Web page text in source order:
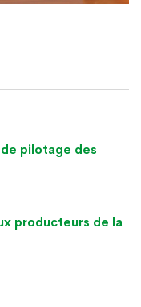
pilotage des
producteurs de la